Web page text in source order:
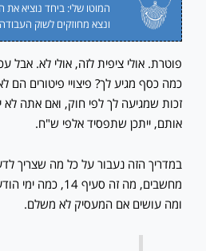
המוטו שלי: ביחד נוציא
ונצא מחוזקים לשוק העבודה
פוטרת. אולי ציפית לזה, אולי לא.
כמה כסף מגיע לך? פיצויי פיטורים
זכות שמגיעה לך לפי חוק, ואם אתה לא
אותם, ייתכן שתפסיד אלפי ש"ח.
מחשבים, מה זה
ומה עושים אם המעסיק לא משלם.